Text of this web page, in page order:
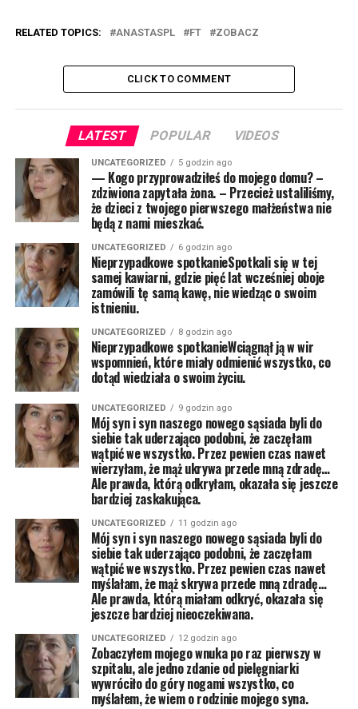
RELATED TOPICS: ANASTASPL FT ZOBACZ
CLICK TO COMMENT
LATEST POPULAR VIDEOS
UNCATEGORIZED 5 godzin ago
— Kogo przyprowadziłeś do mojego domu? –
zdziwiona zapytała żona. – Przecież ustaliliśmy,
że dzieci z twojego pierwszego małżeństwa nie
będą z nami mieszkać.
UNCATEGORIZED 6 godzin ago
Nieprzypadkowe spotkanieSpotkali się w tej
samej kawiarni, gdzie pięć lat wcześniej oboje
zamówili tę samą kawę, nie wiedząc o swoim
istnieniu.
UNCATEGORIZED 8 godzin ago
Nieprzypadkowe spotkanieWciągnął ją w wir
wspomnień, które miały odmienić wszystko, co
dotąd wiedziała o swoim życiu.
UNCATEGORIZED 9 godzin ago
Mój syn i syn naszego nowego sąsiada byli do
siebie tak uderzająco podobni, że zaczęłam
wątpić we wszystko. Przez pewien czas nawet
wierzyłam, że mąż ukrywa przede mną zdradę…
Ale prawda, którą odkryłam, okazała się jeszcze
bardziej zaskakująca.
UNCATEGORIZED 11 godzin ago
Mój syn i syn naszego nowego sąsiada byli do
siebie tak uderzająco podobni, że zaczęłam
wątpić we wszystko. Przez pewien czas nawet
myślałam, że mąż skrywa przede mną zdradę…
Ale prawda, którą miałam odkryć, okazała się
jeszcze bardziej nieoczekiwana.
UNCATEGORIZED 12 godzin ago
Zobaczyłem mojego wnuka po raz pierwszy w
szpitalu, ale jedno zdanie od pielęgniarki
wywróciło do góry nogami wszystko, co
myślałem, że wiem o rodzinie mojego syna.